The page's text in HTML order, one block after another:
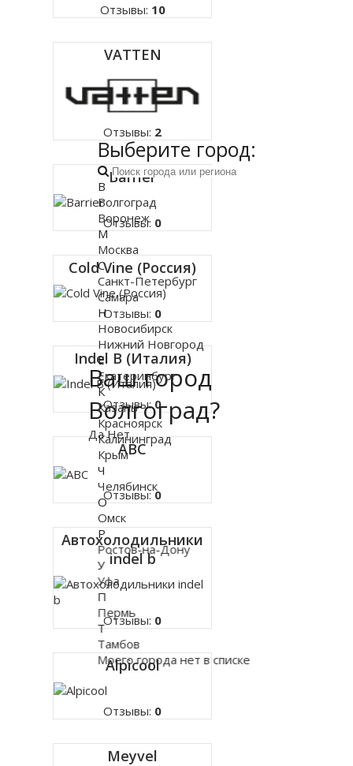
Отзывы: 10
VATTEN
Отзывы: 2
Barrier
Отзывы: 0
Cold Vine (Россия)
Отзывы: 0
Indel B (Италия)
Отзывы:0
ABC
Отзывы:0
Автохолодильники
indel b
Отзывы: 0
Alpicool
Отзывы: 0
Meyvel
Ваш город
Волгоград?
Да Нет
Выберите город:
В
Волгоград
Воронеж
М
Москва
С
Санкт-Петербург
Самара
Н
Новосибирск
Нижний Новгород
Е
Екатеринбург
К
Казань
Красноярск
Калининград
Крым
Ч
Челябинск
О
Омск
Р
Ростов-на-Дону
У
Уфа
П
Пермь
Т
Тамбов
Моего города нет в списке